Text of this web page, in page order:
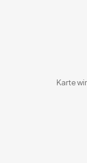
Karte